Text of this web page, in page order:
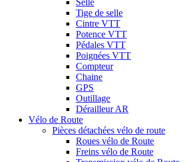
Selle
Tige de selle
Cintre VTT
Potence VTT
Pédales VTT
Poignées VTT
Compteur
Chaine
GPS
Outillage
Dérailleur AR
Vélo de Route
Pièces détachées vélo de route
Roues vélo de Route
Freins vélo de Route